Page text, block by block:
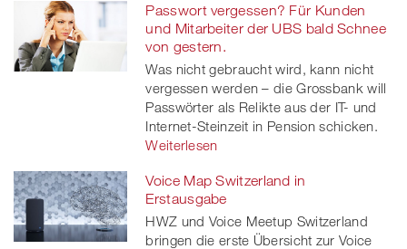
Facebook
on
twitt
er
linkedinXing
Passwort vergessen? Für Kunden
und Mitarbeiter der UBS bald Schnee
von gestern.
Was nicht gebraucht wird, kann nicht
vergessen werden – die Grossbank will
Passwörter als Relikte aus der IT- und
Internet-Steinzeit in Pension schicken.
Weiterlesen
Voice Map Switzerland in
Erstausgabe
HWZ und Voice Meetup Switzerland
bringen die erste Übersicht zur Voice